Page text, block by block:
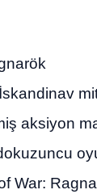
aksiyon
War: